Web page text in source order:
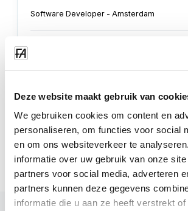
Deze website maakt gebruik van
We gebruiken cookies om content en
personaliseren, om functies voor social
en om ons websiteverkeer te
informatie over uw gebruik van onze
partners voor social media, adverteren
partners kunnen deze gegevens
informatie die u aan ze heeft verstrekt
Software Developer - Amsterdam
Se non trovi una posizione adatta a te
contribuire al nostro successo, non
candidatura spontanea a
un CV. Ogni candidatura sarà conservata
future opportunità.